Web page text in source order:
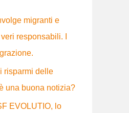
migranti e
responsabili. I
risparmi delle
una buona notizia?
EVOLUTIO, lo